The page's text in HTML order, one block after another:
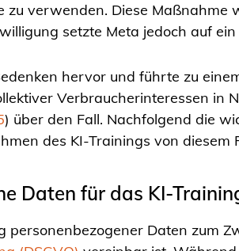
zu verwenden. Diese
setzte Meta jedoch auf
hervor und führte zu
Verbraucherinteressen in
) über den Fall. Nachfolgend die
des KI-Trainings von diesem
Daten für das KI-
personenbezogener Daten zum